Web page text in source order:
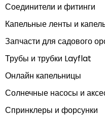
Соединители и фитинги
Капельные ленты и
Запчасти для садового
Трубы и трубки Layflat
Онлайн капельницы
Солнечные насосы и
Спринклеры и форсунки